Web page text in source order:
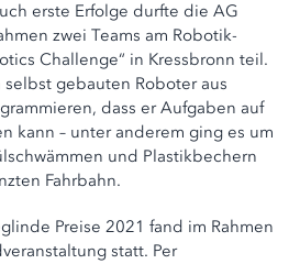
erste Erfolge durfte die AG
zwei Teams am Robotik-
Challenge“ in Kressbronn teil.
gebauten Roboter aus
dass er Aufgaben auf
kann – unter anderem ging es um
und Plastikbechern
Fahrbahn.
Preise 2021 fand im Rahmen
statt. Per